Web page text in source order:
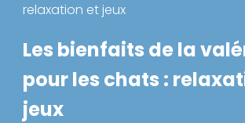
relaxation et jeux
Les bienfaits de la
pour les chats :
jeux